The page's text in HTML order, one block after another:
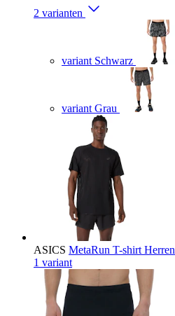
2 varianten
variant Schwarz
variant Grau
ASICS MetaRun T-shirt Herren
1 variant